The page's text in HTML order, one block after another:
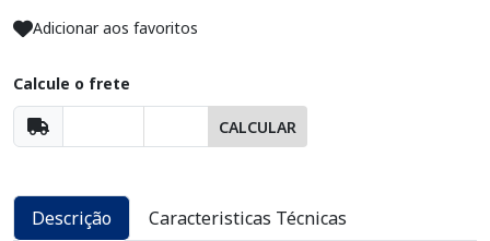
Adicionar aos favoritos
Calcule o frete
CALCULAR
Descrição Caracteristicas Técnicas